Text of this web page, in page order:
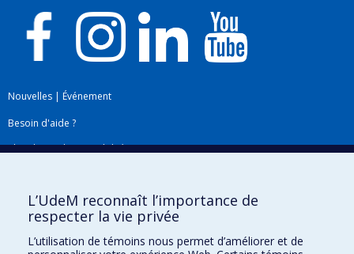
Nouvelles | Événement
Besoin d'aide ?
Plan du site|Accessibilité
L’UdeM reconnaît l’importance de
respecter la vie privée
L’utilisation de témoins nous permet d’améliorer et de